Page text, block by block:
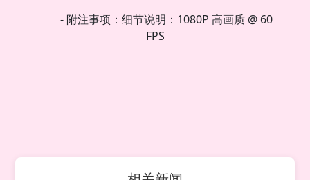
- 附注事项：细节说明：1080P 高画质 @ 60
FPS